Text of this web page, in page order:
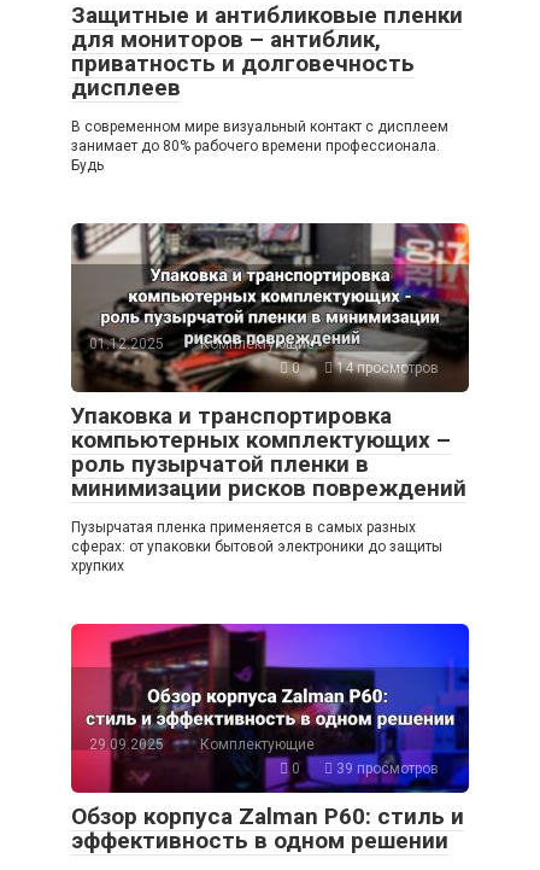
Защитные и антибликовые пленки
для мониторов – антиблик,
приватность и долговечность
дисплеев
В современном мире визуальный контакт с дисплеем
занимает до 80% рабочего времени профессионала.
Будь
01.12.2025
Комплектующие
0
14 просмотров
Упаковка и транспортировка
компьютерных комплектующих –
роль пузырчатой пленки в
минимизации рисков повреждений
Пузырчатая пленка применяется в самых разных
сферах: от упаковки бытовой электроники до защиты
хрупких
29.09.2025
Комплектующие
0
39 просмотров
Обзор корпуса Zalman P60: стиль и
эффективность в одном решении